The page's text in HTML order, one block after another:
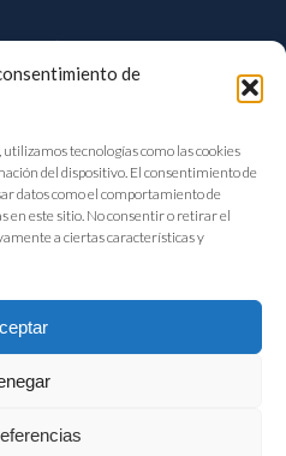
de
tecnologías como las cookies
del dispositivo. El consentimiento de
datos como el comportamiento de
en este sitio. No consentir o retirar el
a ciertas características y
de la Alimentación y Bebidas